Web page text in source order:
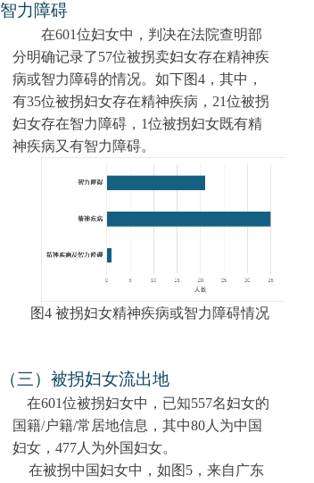
智力障碍
在601位妇女中，判决在法院查明部
分明确记录了57位被拐卖妇女存在精神疾
病或智力障碍的情况。如下图4 ，其中，
有35位被拐妇女存在精神疾病， 21位被拐
妇女存在智力障碍，1位被拐妇女既有精
神疾病又有智力障碍。
图4 被拐妇女精神疾病或智力障碍情况
（三）被拐妇女流出地
在601位被拐妇女中，已知557名妇女的
国籍/户籍/常居地信息，其中80 人为中国
妇女，477 人为外国妇女。
在被拐中国妇女中，如图 5 ，来自广东